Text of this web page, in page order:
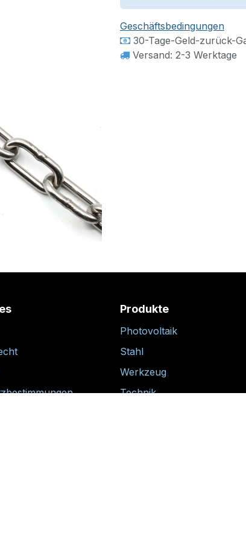
Geschäftsbedingungen
30-Tage-Geld-zurück-
Versand: 2-3 Werktage
Produkte
Photovoltaik
Stahl
Werkzeug
Technik